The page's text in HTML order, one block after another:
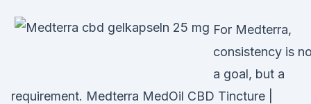
For Medterra,
consistency is
a goal, but a
requirement. Medterra MedOil CBD Tincture |